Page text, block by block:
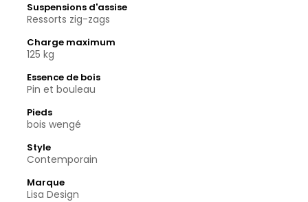
Suspensions d'assise
Ressorts zig-zags
Charge maximum
125 kg
Essence de bois
Pin et bouleau
Pieds
bois wengé
Style
Contemporain
Marque
Lisa Design